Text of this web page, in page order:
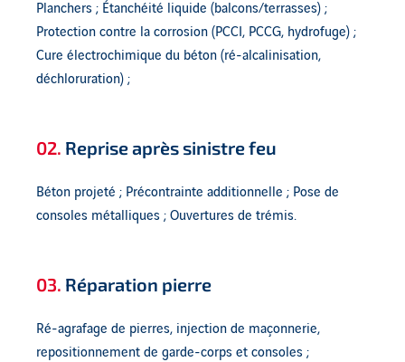
Planchers ; Étanchéité liquide (balcons/terrasses) ;
Protection contre la corrosion (PCCI, PCCG, hydrofuge) ;
Cure électrochimique du béton (ré-alcalinisation,
déchloruration) ;
02. Reprise après sinistre feu
Béton projeté ; Précontrainte additionnelle ; Pose de
consoles métalliques ; Ouvertures de trémis.
03. Réparation pierre
Ré-agrafage de pierres, injection de maçonnerie,
repositionnement de garde-corps et consoles ;